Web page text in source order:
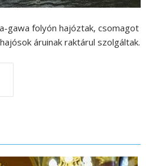
gawa folyón hajóztak, csomagot
áruinak raktárul szolgáltak.